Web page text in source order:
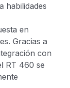
habilidades
en
Gracias a
con
RT 460 se